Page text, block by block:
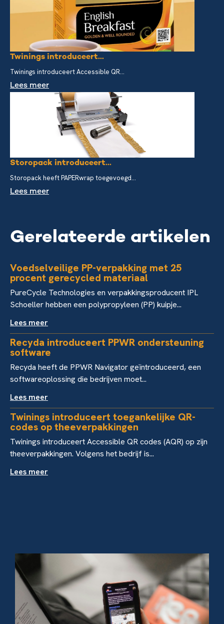
Twinings introduceert...
Twinings introduceert Accessible QR...
Lees meer
Storopack introduceert...
Storopack heeft PAPERwrap toegevoegd...
Lees meer
Gerelateerde artikelen
Voedselveilige PP-verpakking met 25
procent gerecycled materiaal
PureCycle Technologies en verpakkingsproducent IPL
Schoeller hebben een polypropyleen (PP) kuipje...
Lees meer
Recyda introduceert PPWR ondersteuning
software
Recyda heeft de PPWR Navigator geïntroduceerd, een
softwareoplossing die bedrijven moet...
Lees meer
Twinings introduceert toegankelijke QR-
codes op theeverpakkingen
Twinings introduceert Accessible QR codes (AQR) op zijn
theeverpakkingen. Volgens het bedrijf is...
Lees meer